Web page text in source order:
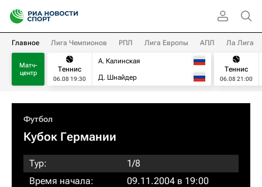
Главное Лига Чемпионов РПЛ Лига Европы АПЛ Ла Лига
Матч-
центр
Теннис
06.08 19:30
А. Калинская
Д. Шнайдер
Теннис
06.08 21:00
Футбол
Кубок Германии
Тур:
1/8
Время начала:
09.11.2004 в 19:00